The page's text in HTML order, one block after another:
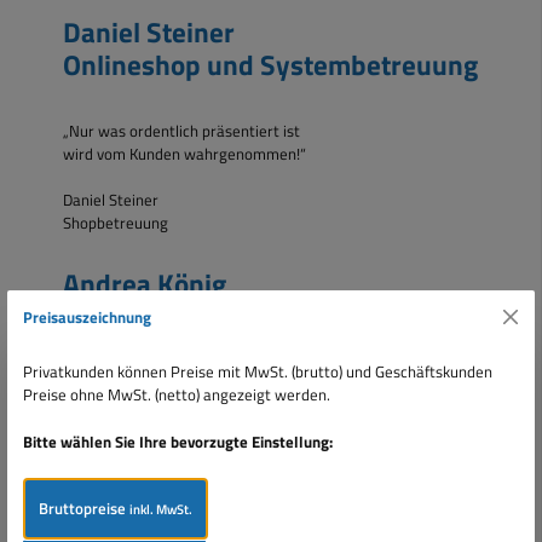
Daniel Steiner
Onlineshop und Systembetreuung
„Nur was ordentlich präsentiert ist
wird vom Kunden wahrgenommen!“
Daniel Steiner
Shopbetreuung
Andrea König
Allroundtalent für alles Weitere
„Damit alles reibungslos laufen kann
gebe ich mein Bestes!“
Andrea König
Allroundtalent,
Preisauszeichnung
Privatkunden können Preise mit MwSt. (brutto) und Geschäftskunden
Preise ohne MwSt. (netto) angezeigt werden.
Bitte wählen Sie Ihre bevorzugte Einstellung:
Bruttopreiseinkl. MwSt.